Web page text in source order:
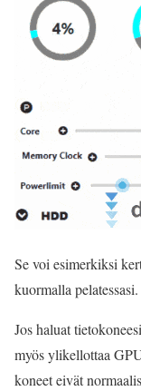
Se voi esimerkiksi
kuormalla pelatessasi.
Jos haluat
myös ylikellottaa
koneet eivät